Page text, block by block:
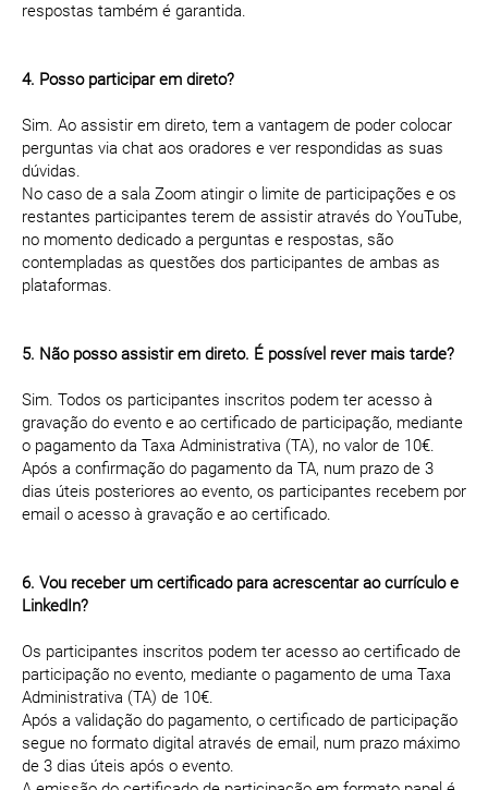
respostas também é garantida.
4. Posso participar em direto?
Sim. Ao assistir em direto, tem a vantagem de poder colocar
perguntas via chat aos oradores e ver respondidas as suas
dúvidas.
No caso de a sala Zoom atingir o limite de participações e os
restantes participantes terem de assistir através do YouTube,
no momento dedicado a perguntas e respostas, são
contempladas as questões dos participantes de ambas as
plataformas.
5. Não posso assistir em direto. É possível rever mais tarde?
Sim. Todos os participantes inscritos podem ter acesso à
gravação do evento e ao certificado de participação, mediante
o pagamento da Taxa Administrativa (TA), no valor de 10€.
Após a confirmação do pagamento da TA, num prazo de 3
dias úteis posteriores ao evento, os participantes recebem por
email o acesso à gravação e ao certificado.
6. Vou receber um certificado para acrescentar ao currículo e
LinkedIn?
Os participantes inscritos podem ter acesso ao certificado de
participação no evento, mediante o pagamento de uma Taxa
Administrativa (TA) de 10€.
Após a validação do pagamento, o certificado de participação
segue no formato digital através de email, num prazo máximo
de 3 dias úteis após o evento.